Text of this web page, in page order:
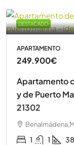
DESTACADO
APARTAMENTO
249.900€
Apartamento
y de Puerto
21302
1 1 38